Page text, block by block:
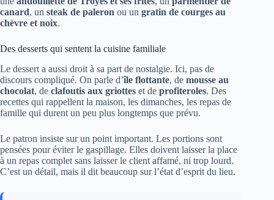
canard, un steak de paleron ou un gratin de courges au
chèvre et noix.
Des desserts qui sentent la cuisine familiale
Le dessert a aussi droit à sa part de nostalgie. Ici, pas de
discours compliqué. On parle d’île flottante, de mousse au
chocolat, de clafoutis aux griottes et de profiteroles. Des
recettes qui rappellent la maison, les dimanches, les repas de
famille qui durent un peu plus longtemps que prévu.
Le patron insiste sur un point important. Les portions sont
pensées pour éviter le gaspillage. Elles doivent laisser la place
à un repas complet sans laisser le client affamé, ni trop lourd.
C’est un détail, mais il dit beaucoup sur l’état d’esprit du lieu.